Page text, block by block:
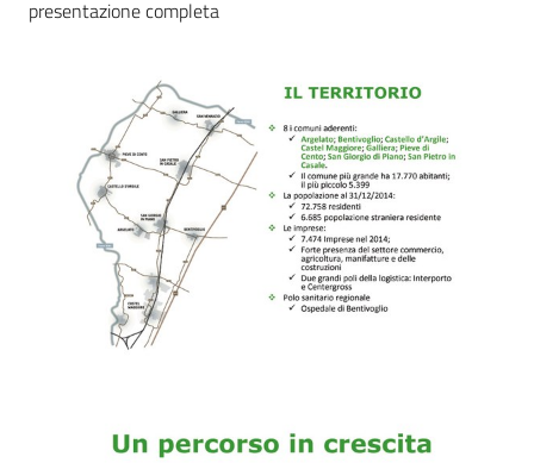
Seguici
presentazione completa